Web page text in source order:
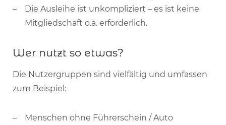
Die Ausleihe ist unkompliziert – es ist keine
Mitgliedschaft o.ä. erforderlich.
Wer nutzt so etwas?
Die Nutzergruppen sind vielfältig und umfassen
zum Beispiel:
Menschen ohne Führerschein / Auto